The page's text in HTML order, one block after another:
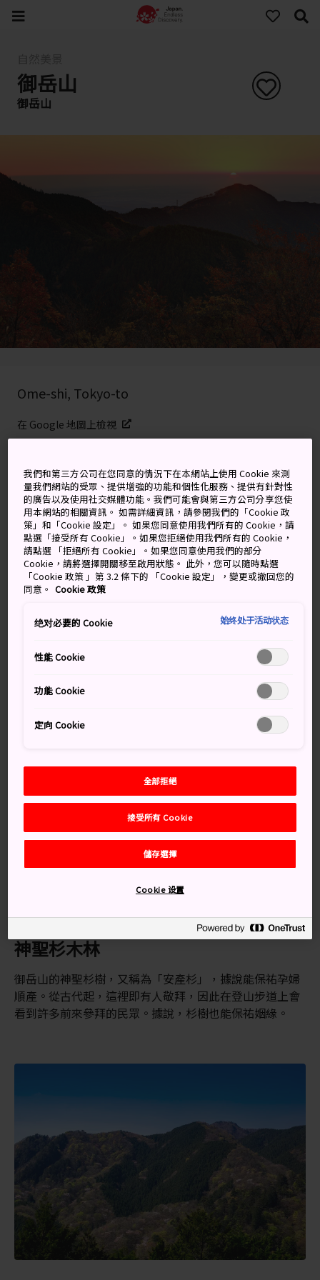
御岳山
御岳山
Ome-shi, Tokyo-to
在 Google 地圖上檢視
關鍵字 地圖
熱門遠足勝地，擁有令人讚嘆的
神社與覆蓋青苔的石庭
御岳山與高尾山一樣，是
兩大遠足勝地之一。由於
造訪御岳山的遊客沒有太多，因此遊客能清楚看到未經破
壞、令人屏息的自然美景，重拾身心平衡。
知識補給站
每一條登山步道長約 6 至 8 公里，總共要 3、4 小時才
從東京都心乘搭電車，車程約 90 分鐘即可抵達御岳山。
奧多摩方向的青梅線，在御岳站下車。從御岳站開始步
行，或乘搭巴士，大約 10 分鐘即可到達纜車站。
神聖杉木林
御岳山的神聖杉樹，又稱為「安產杉」，據說能保祐孕婦
順產。從古代起，這裡即有人敬拜，因此在登山步道上會
看到許多前來參拜的民眾。據說，杉樹也能保祐姻緣。
我們和第三方公司在您同意的情況下在本網站上使用 Cookie 來測
量我們網站的受眾、提供增強的功能和個性化服務、提供有針對性
的廣告以及使用社交媒體功能。我們可能會與第三方公司分享您使
用本網站的相關資訊。 如需詳細資訊，請參閱我們的「Cookie 政
策」和「Cookie 設定」。 如果您同意使用我們所有的 Cookie，請
點選「接受所有 Cookie」。如果您拒絕使用我們所有的 Cookie，
請點選 「拒絕所有 Cookie」。如果您同意使用我們的部分
Cookie，請將選擇開關移至啟用狀態。 此外，您可以隨時點選
「Cookie 政策 」第 3.2 條下的 「Cookie 設定」，變更或撤回您的
同意。 Cookie 政策
绝对必要的 Cookie 始终处于活动状态
性能 Cookie
功能 Cookie
定向 Cookie
全部拒絕
接受所有 Cookie
儲存選擇
Cookie 设置